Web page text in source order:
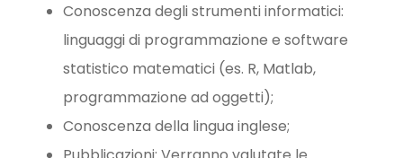
Conoscenza degli strumenti informatici:
linguaggi di programmazione e software
statistico matematici (es. R, Matlab,
programmazione ad oggetti);
Conoscenza della lingua inglese;